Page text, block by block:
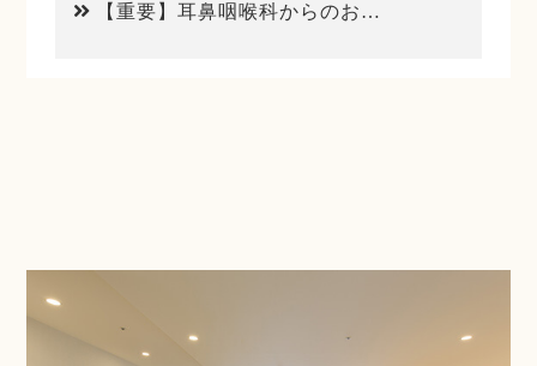
【重要】耳鼻咽喉科からのお知らせ